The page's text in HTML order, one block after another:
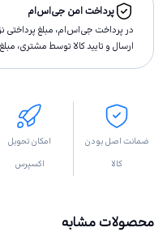
پرداخت امن جی‌اس‌ام
در پرداخت جی‌اس‌ام، مبلغ پرداختى
ارسال و تاييد كالا توسط مشتری،
ضمانت اصل بودن
کالا
امکان تحویل
اکسپرس
محصولات مشابه